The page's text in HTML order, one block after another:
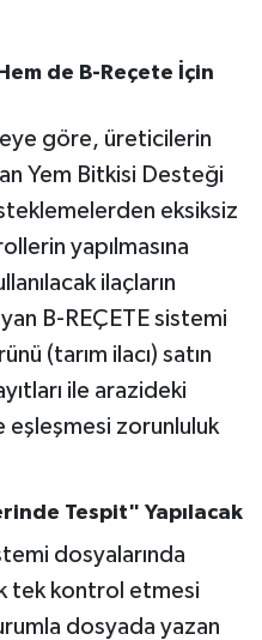
de B-Reçete İçin
göre, üreticilerin
Yem Bitkisi Desteği
eksiksiz
yapılmasına
ilaçların
B-REÇETE sistemi
(tarım ilacı) satın
ile arazideki
zorunluluk
Tespit" Yapılacak
dosyalarında
tek kontrol etmesi
dosyada yazan